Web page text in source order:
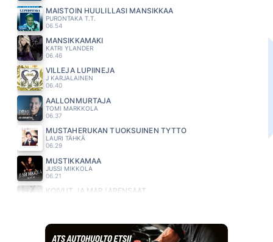
MAISTOIN HUULILLASI MANSIKKAA
PURONTAKA T.T.
06.54
MANSIKKAMÄKI
KATRI YLANDER
06.46
VILLEJA LUPIINEJA
J KARJALAINEN
06.40
AALLONMURTAJA
TOMI MARKKOLA
06.37
MUSTAHERUKAN TUOKSUINEN TYTTÖ
LAURI TÄHKÄ
06.29
MUSTIKKAMAA
JUSSI MIKKOLA
06.21
KOIVUT JA MARJAPENSAAT
HURMA
06.08